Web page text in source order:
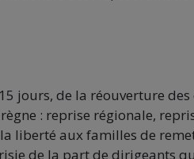
jours, de la réouverture
: reprise régionale,
liberté aux familles de
de la part de dirigeants